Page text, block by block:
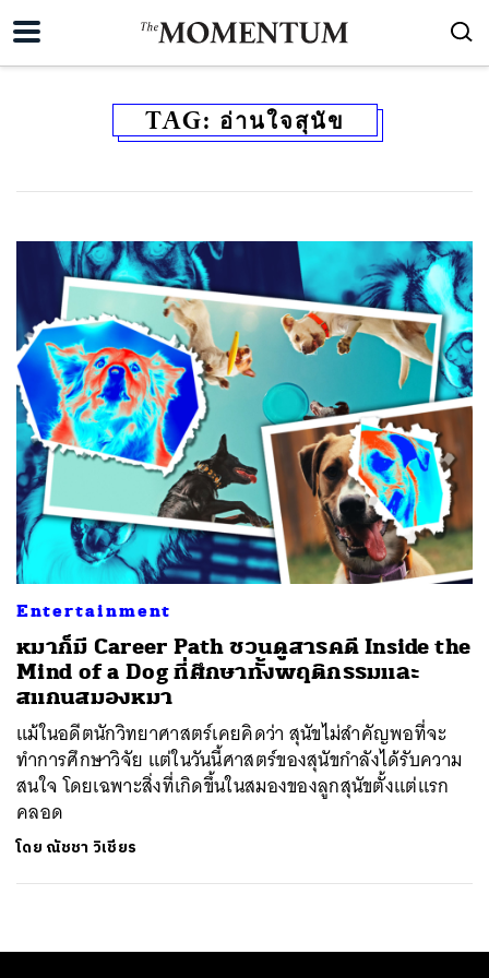
TAG: อ่านใจสุนัข
Entertainment
หมาก็มี Career Path ชวนดูสารคดี Inside the
Mind of a Dog ที่ศึกษาทั้งพฤติกรรมและ
สแกนสมองหมา
แม้ในอดีตนักวิทยาศาสตร์เคยคิดว่า สุนัขไม่สำคัญพอที่จะ
ทำการศึกษาวิจัย แต่ในวันนี้ศาสตร์ของสุนัขกำลังได้รับความ
สนใจ โดยเฉพาะสิ่งที่เกิดขึ้นในสมองของลูกสุนัขตั้งแต่แรก
คลอด
โดย ณัชชา วิเชียร
ค้นหา
SHARE TWEET LINE EMAIL